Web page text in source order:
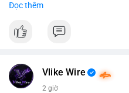
#abtc #cryptonews
$btc $eth
📰 Nguồn: CoinDesk
Đọc thêm
Vlike Wire
2 giờ